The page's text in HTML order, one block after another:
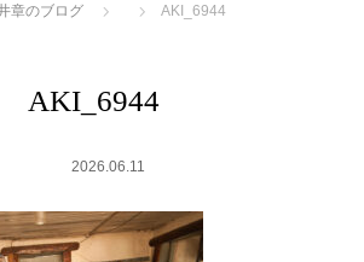
章のブログ AKI_6944
AKI_6944
2026.06.11